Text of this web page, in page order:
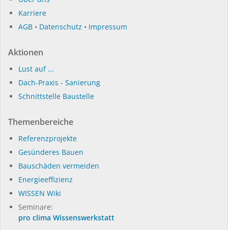
Karriere
AGB • Datenschutz • Impressum
Aktionen
Lust auf ...
Dach-Praxis - Sanierung
Schnittstelle Baustelle
Themenbereiche
Referenzprojekte
Gesünderes Bauen
Bauschäden vermeiden
Energieeffizienz
WISSEN Wiki
Seminare:
pro clima Wissenswerkstatt